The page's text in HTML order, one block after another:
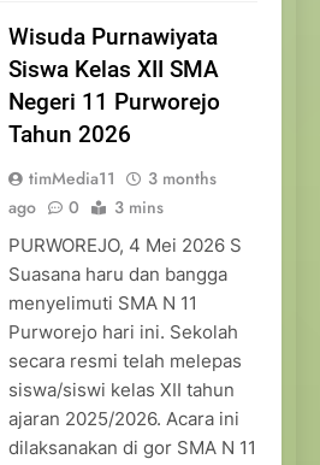
Wisuda Purnawiyata
Siswa Kelas XII SMA
Negeri 11 Purworejo
Tahun 2026
timMedia11
3 months
ago
0 3 mins
PURWOREJO, 4 Mei 2026 S
Suasana haru dan bangga
menyelimuti SMA N 11
Purworejo hari ini. Sekolah
secara resmi telah melepas
siswa/siswi kelas XII tahun
ajaran 2025/2026. Acara ini
dilaksanakan di gor SMA N 11